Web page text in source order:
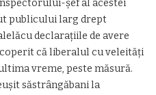
șef al acestei
publicului larg drept
declarațiile de avere
că liberalul cu veleități
vreme, peste măsură.
săstrângăbani la